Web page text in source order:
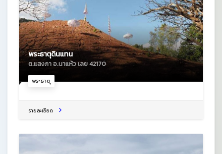
พระธาตุ
พระธาตุดินแทน
ต.แสงภา อ.นาแห้ว เลย 42170
รายละเอียด